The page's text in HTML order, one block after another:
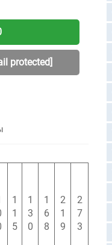
protected]
1
1
5
1
3
0
1
6
8
2
1
9
2
7
3